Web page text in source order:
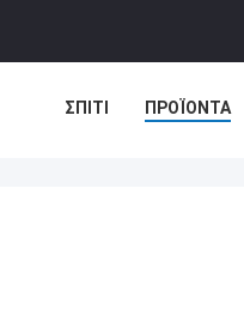
ΣΠΊΤΙ ΠΡΟΪΌΝΤΑ